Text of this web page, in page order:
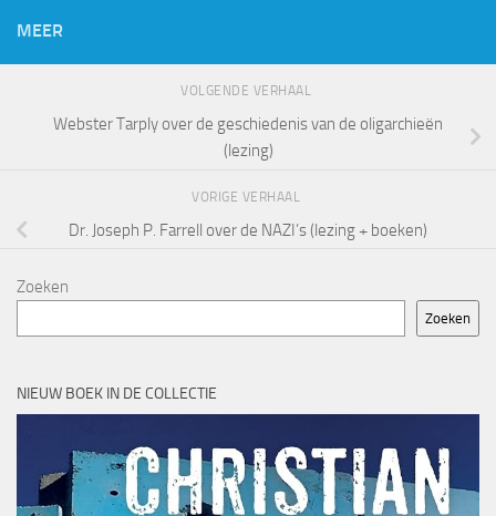
MEER
VOLGENDE VERHAAL
Webster Tarply over de geschiedenis van de oligarchieën
(lezing)
VORIGE VERHAAL
Dr. Joseph P. Farrell over de NAZI’s (lezing + boeken)
Zoeken
Zoeken
NIEUW BOEK IN DE COLLECTIE